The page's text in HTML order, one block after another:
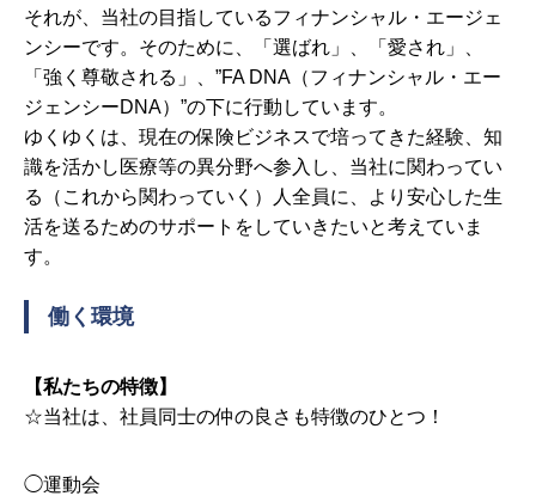
それが、当社の目指しているフィナンシャル・エージェ
ンシーです。そのために、「選ばれ」、「愛され」、
「強く尊敬される」、”FA DNA（フィナンシャル・エー
ジェンシーDNA）”の下に行動しています。
ゆくゆくは、現在の保険ビジネスで培ってきた経験、知
識を活かし医療等の異分野へ参入し、当社に関わってい
る（これから関わっていく）人全員に、より安心した生
活を送るためのサポートをしていきたいと考えていま
す。
働く環境
【私たちの特徴】
☆当社は、社員同士の仲の良さも特徴のひとつ！
◯運動会